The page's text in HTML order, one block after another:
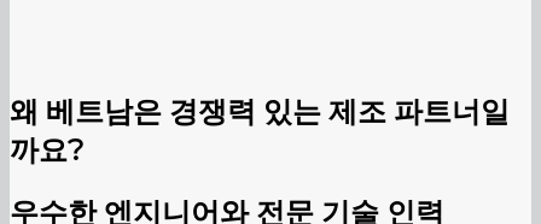
왜 베트남은 경쟁력 있는 제조 파트너일
까요?
우수한 엔지니어와 전문 기술 인력